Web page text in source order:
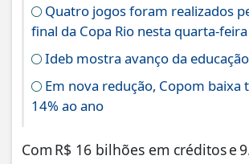
Quatro jogos foram realizados
final da Copa Rio nesta quarta-
Ideb mostra avanço da
Em nova redução, Copom baixa
14% ao ano
Com R$ 16 bilhões em créditos e